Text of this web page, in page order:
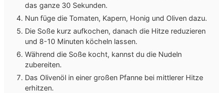
das ganze 30 Sekunden.
Nun füge die Tomaten, Kapern, Honig und Oliven dazu.
Die Soße kurz aufkochen, danach die Hitze reduzieren
und 8-10 Minuten köcheln lassen.
Während die Soße kocht, kannst du die Nudeln
zubereiten.
Das Olivenöl in einer großen Pfanne bei mittlerer Hitze
erhitzen.